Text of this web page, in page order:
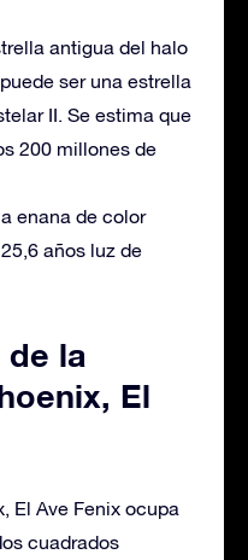
antigua del halo
ser una estrella
II. Se estima que
200 millones de
enana de color
años luz de
la
El
El Ave Fenix ocupa
cuadrados